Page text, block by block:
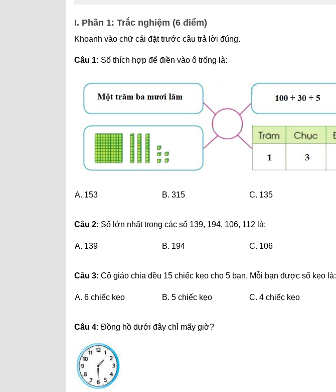
I. Phần 1: Trắc nghiệm (6 điểm)
Khoanh vào chữ cái đặt trước câu trả lời đúng.
Câu 1: Số thích hợp để điền vào ô trống là:
A. 153 B. 315 C. 135
Câu 2: Số lớn nhất trong các số 139, 194, 106, 112 là:
A. 139 B. 194 C. 106
Câu 3: Cô giáo chia đều 15 chiếc kẹo cho 5 bạn. Mỗi bạn được số kẹo là:
A. 6 chiếc kẹo B. 5 chiếc kẹo C. 4 chiếc kẹo
Câu 4: Đồng hồ dưới đây chỉ mấy giờ?